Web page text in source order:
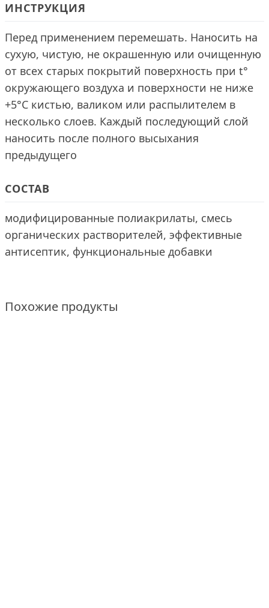
ИНСТРУКЦИЯ
Перед применением перемешать. Наносить на
сухую, чистую, не окрашенную или очищенную
от всех старых покрытий поверхность при t°
окружающего воздуха и поверхности не ниже
+5°С кистью, валиком или распылителем в
несколько слоев. Каждый последующий слой
наносить после полного высыхания
предыдущего
СОСТАВ
модифицированные полиакрилаты, смесь
органических растворителей, эффективные
антисептик, функциональные добавки
Похожие продукты